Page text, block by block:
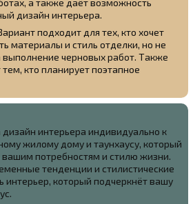
дизайн интерьера.
подходит для тех, кто хочет
материалы и стиль отделки, но не
выполнение черновых работ. Также
кто планирует поэтапное
дизайн интерьера индивидуально к
жилому дому и таунхаусу, который
вашим потребностям и стилю жизни.
тенденции и стилистические
интерьер, который подчеркнёт вашу